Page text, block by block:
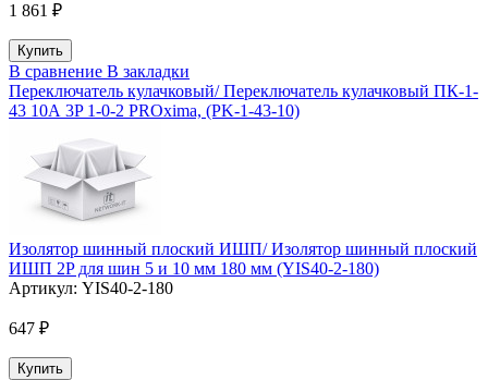
1 861 ₽
В сравнение В закладки
Переключатель кулачковый/ Переключатель кулачковый ПК-1-
43 10А 3P 1-0-2 PROxima, (PK-1-43-10)
Изолятор шинный плоский ИШП/ Изолятор шинный плоский
ИШП 2P для шин 5 и 10 мм 180 мм (YIS40-2-180)
Артикул: YIS40-2-180
647 ₽